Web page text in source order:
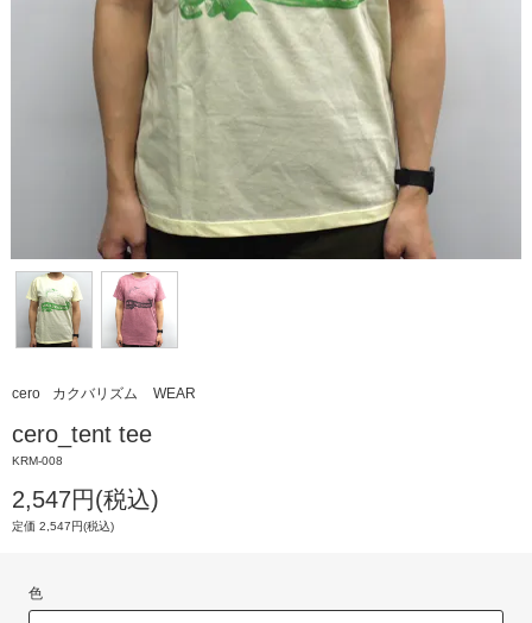
cero カクバリズム WEAR
cero_tent tee
KRM-008
2,547円(税込)
定価 2,547円(税込)
色